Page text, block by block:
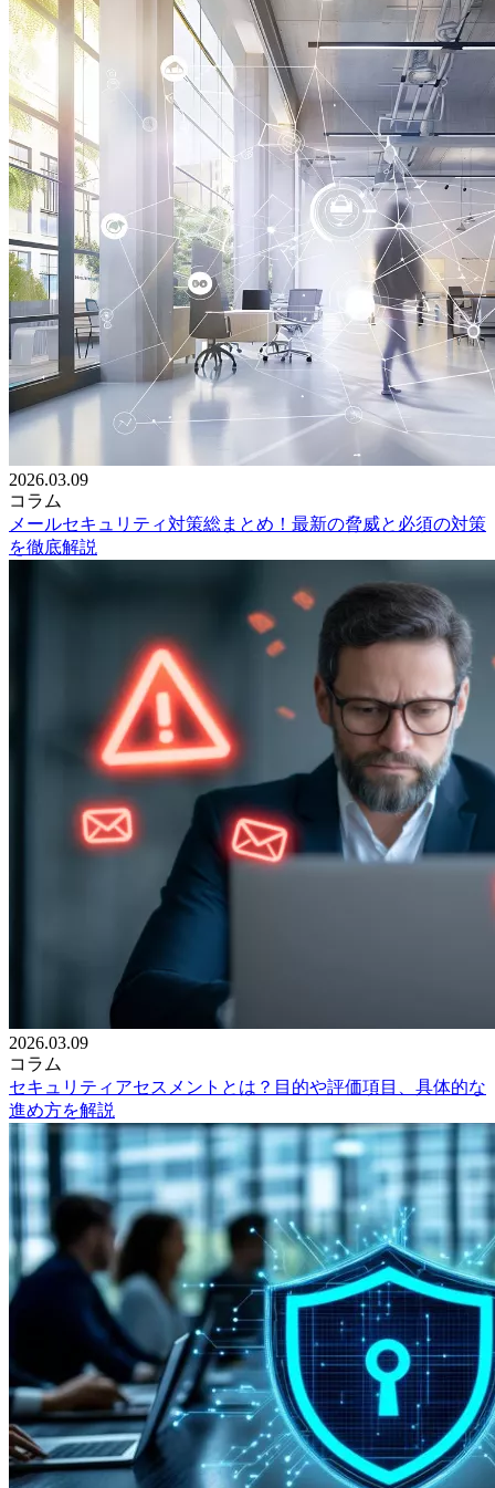
2026.03.09
コラム
メールセキュリティ対策総まとめ！最新の脅威と必須の対策
を徹底解説
2026.03.09
コラム
セキュリティアセスメントとは？目的や評価項目、具体的な
進め方を解説